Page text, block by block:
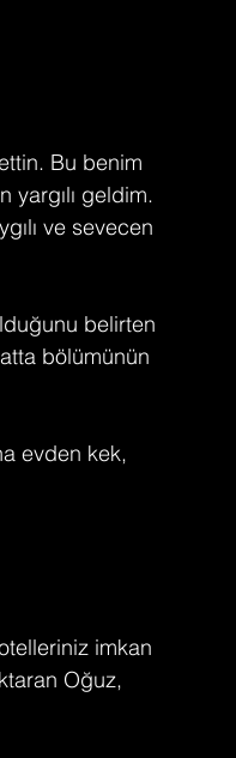
Bu benim
geldim.
ve sevecen
belirten
bölümünün
evden kek,
imkan
Oğuz,